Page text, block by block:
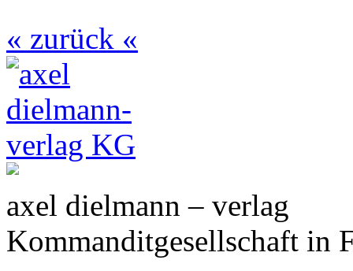
« zurück «
axel dielmann – verlag
Kommanditgesellschaft in